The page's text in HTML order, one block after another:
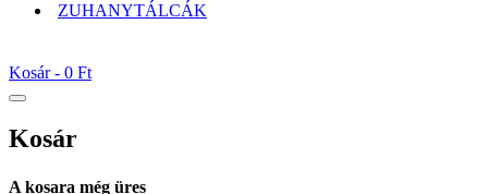
ZUHANYTÁLCÁK
Kosár - 0 Ft
Kosár
A kosara még üres